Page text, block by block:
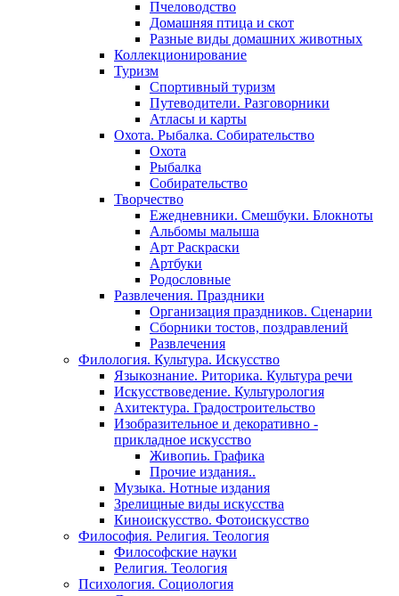
Пчеловодство
Домашняя птица и скот
Разные виды домашних животных
Коллекционирование
Туризм
Спортивный туризм
Путеводители. Разговорники
Атласы и карты
Охота. Рыбалка. Собирательство
Охота
Рыбалка
Собирательство
Творчество
Ежедневники. Смешбуки. Блокноты
Альбомы малыша
Арт Раскраски
Артбуки
Родословные
Развлечения. Праздники
Организация праздников. Сценарии
Сборники тостов, поздравлений
Развлечения
Филология. Культура. Искусство
Языкознание. Риторика. Культура речи
Искусствоведение. Культурология
Ахитектура. Градостроительство
Изобразительное и декоративно -
прикладное искусство
Живопиь. Графика
Прочие издания..
Музыка. Нотные издания
Зрелищные виды искусства
Киноискусство. Фотоискусство
Философия. Религия. Теология
Философские науки
Религия. Теология
Психология. Социология